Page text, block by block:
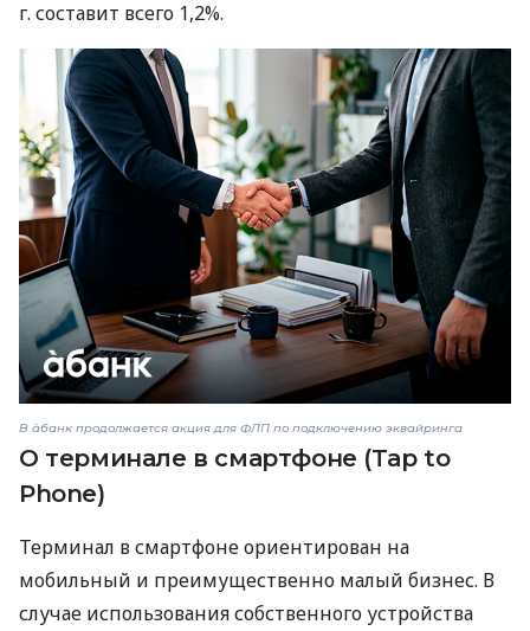
г. составит всего 1,2%.
В àбанк продолжается акция для ФЛП по подключению эквайринга
О терминале в смартфоне (Tap to
Phone)
Терминал в смартфоне ориентирован на
мобильный и преимущественно малый бизнес. В
случае использования собственного устройства